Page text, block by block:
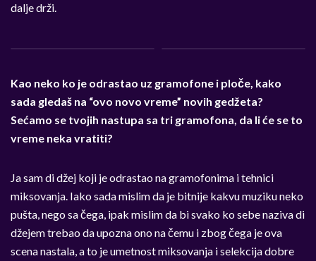
dalje drži.
Kao neko ko je odrastao uz gramofone i ploče, kako
sada gledaš na “ovo novo vreme” novih gedžeta?
Sećamo se tvojih nastupa sa tri gramofona, da li će se to
vreme neka vratiti?
Ja sam di džej koji je odrastao na gramofonima i tehnici
miksovanja. Iako sada mislim da je bitnije kakvu muziku neko
pušta, nego sa čega, ipak mislim da bi svako ko sebe naziva di
džejem trebao da upozna ono na čemu i zbog čega je ova
scena nastala, a to je umetnost miksovanja i selekcija dobre